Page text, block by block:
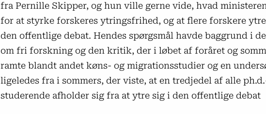
fra Pernille Skipper, og hun ville gerne vide, hvad
for at styrke forskeres ytringsfrihed, og at flere forskere
den offentlige debat. Hendes spørgsmål havde baggrund i
om fri forskning og den kritik, der i løbet af foråret og
ramte blandt andet køns- og migrationsstudier og en
ligeledes fra i sommers, der viste, at en tredjedel af alle
studerende afholder sig fra at ytre sig i den offentlige debat